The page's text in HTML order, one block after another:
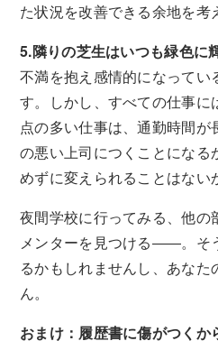
た状況を改善できる余地を考
5.隣りの芝生はいつも緑色に
不満を抱え感情的になってい
す。しかし、すべての仕事
点の多い仕事は、通勤時間
の悪い上司につくことにな
めずに変えられることはない
夜間学校に行ってみる、他
メンターを見つける――。そ
るかもしれませんし、あな
ん。
おまけ：履歴書に傷がつくか